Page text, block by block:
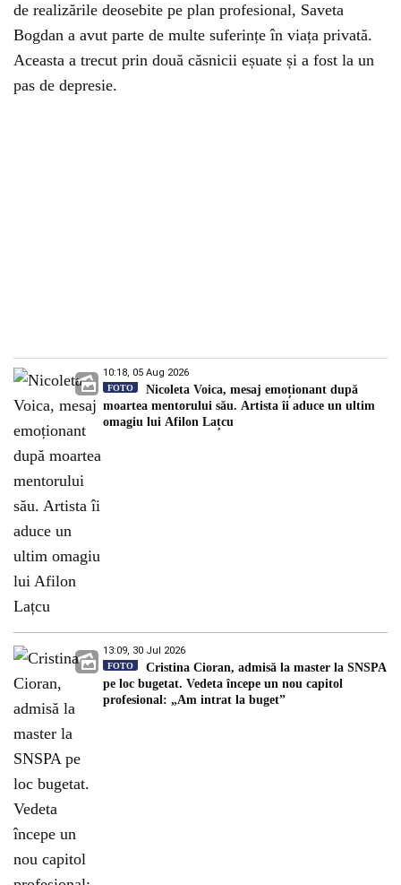
de realizările deosebite pe plan profesional, Saveta
Bogdan a avut parte de multe suferințe în viața privată.
Aceasta a trecut prin două căsnicii eșuate și a fost la un
pas de depresie.
10:18, 05 Aug 2026
FOTO
Nicoleta Voica, mesaj emoționant după
moartea mentorului său. Artista îi aduce un ultim
omagiu lui Afilon Lațcu
13:09, 30 Jul 2026
FOTO
Cristina Cioran, admisă la master la SNSPA
pe loc bugetat. Vedeta începe un nou capitol
profesional: „Am intrat la buget”